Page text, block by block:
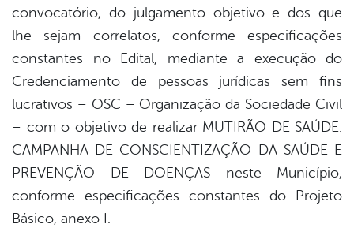
convocatório, do julgamento objetivo e dos que
lhe sejam correlatos, conforme especificações
constantes no Edital, mediante a execução do
Credenciamento de pessoas jurídicas sem fins
lucrativos – OSC – Organização da Sociedade Civil
– com o objetivo de realizar MUTIRÃO DE SAÚDE:
CAMPANHA DE CONSCIENTIZAÇÃO DA SAÚDE E
PREVENÇÃO DE DOENÇAS neste Município,
conforme especificações constantes do Projeto
Básico, anexo I.